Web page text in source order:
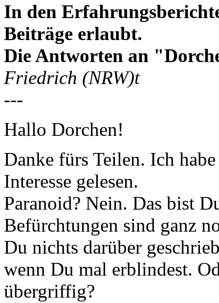
In den
Beiträge erlaubt.
Die Antworten an
Friedrich (NRW)t
---
Hallo Dorchen!
Danke fürs Teilen. Ich
Interesse gelesen.
Paranoid? Nein. Das bist
Befürchtungen sind ganz
Du nichts darüber
wenn Du mal erblindest.
übergriffig?